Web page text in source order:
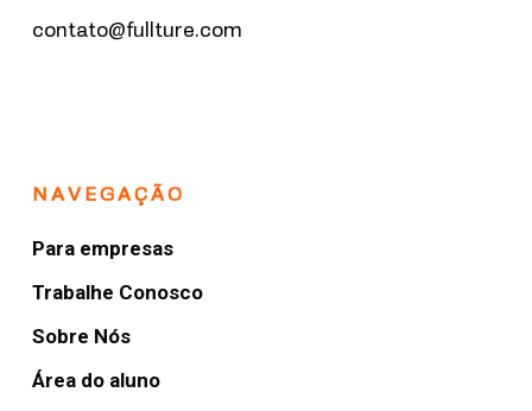
contato@fullture.com
NAVEGAÇÃO
Para empresas
Trabalhe Conosco
Sobre Nós
Área do aluno